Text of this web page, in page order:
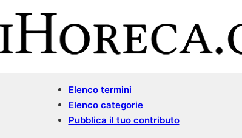
Elenco termini
Elenco categorie
Pubblica il tuo contributo